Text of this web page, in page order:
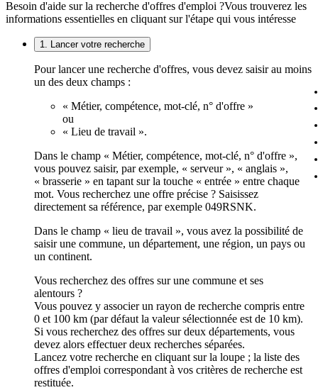
Besoin d'aide sur la recherche d'offres d'emploi ?Vous trouverez les
informations essentielles en cliquant sur l'étape qui vous intéresse
1. Lancer votre recherche
Pour lancer une recherche d'offres, vous devez saisir au moins
un des deux champs :
« Métier, compétence, mot-clé, n° d'offre »
ou
« Lieu de travail ».
Dans le champ « Métier, compétence, mot-clé, n° d'offre »,
vous pouvez saisir, par exemple, « serveur », « anglais »,
« brasserie » en tapant sur la touche « entrée » entre chaque
mot. Vous recherchez une offre précise ? Saisissez
directement sa référence, par exemple 049RSNK.
Dans le champ « lieu de travail », vous avez la possibilité de
saisir une commune, un département, une région, un pays ou
un continent.
Vous recherchez des offres sur une commune et ses
alentours ?
Vous pouvez y associer un rayon de recherche compris entre
0 et 100 km (par défaut la valeur sélectionnée est de 10 km).
Si vous recherchez des offres sur deux départements, vous
devez alors effectuer deux recherches séparées.
Lancez votre recherche en cliquant sur la loupe ; la liste des
offres d'emploi correspondant à vos critères de recherche est
restituée.